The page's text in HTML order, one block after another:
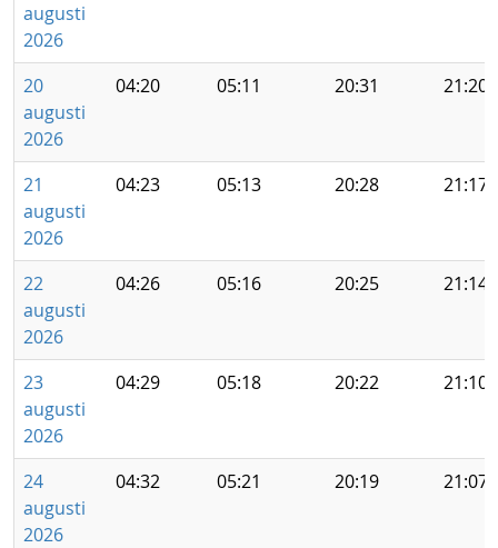
augusti
2026
20
augusti
2026
04:20 05:11 20:31 21:20
21
augusti
2026
04:23 05:13 20:28 21:17
22
augusti
2026
04:26 05:16 20:25 21:14
23
augusti
2026
04:29 05:18 20:22 21:10
24
augusti
2026
04:32 05:21 20:19 21:07